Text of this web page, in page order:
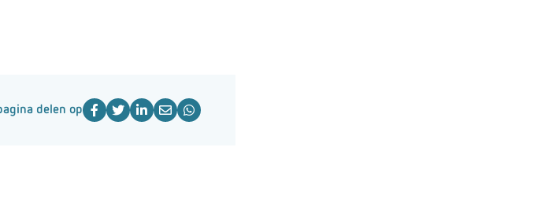
delen op